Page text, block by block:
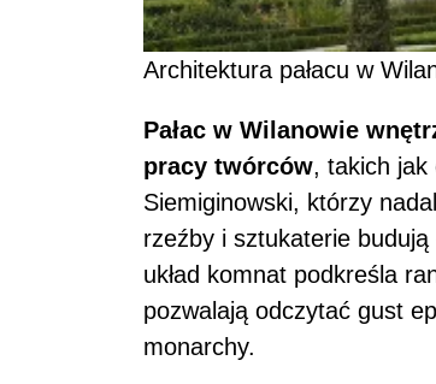
Architektura pałacu w
Pałac w Wilanowie
pracy twórców, takich jak
Siemiginowski, którzy
rzeźby i sztukaterie
układ komnat podkreśla
pozwalają odczytać gust
monarchy.